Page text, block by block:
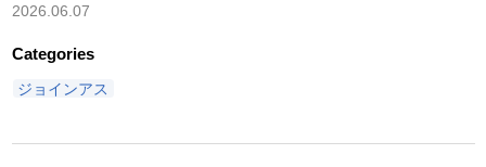
2026.06.07
Categories
ジョインアス